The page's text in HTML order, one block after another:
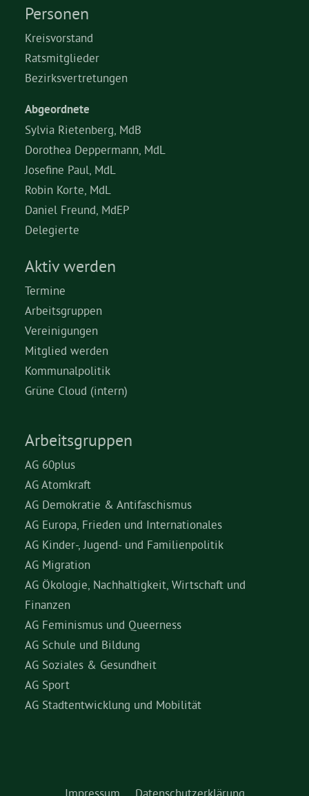
Personen
Kreisvorstand
Ratsmitglieder
Bezirksvertretungen
Abgeordnete
Sylvia Rietenberg, MdB
Dorothea Deppermann, MdL
Josefine Paul, MdL
Robin Korte, MdL
Daniel Freund, MdEP
Delegierte
Aktiv werden
Termine
Arbeitsgruppen
Vereinigungen
Mitglied werden
Kommunalpolitik
Grüne Cloud (intern)
Arbeitsgruppen
AG 60plus
AG Atomkraft
AG Demokratie & Antifaschismus
AG Europa, Frieden und Internationales
AG Kinder-, Jugend- und Familienpolitik
AG Migration
AG Ökologie, Nachhaltigkeit, Wirtschaft und
Finanzen
AG Feminismus und Queerness
AG Schule und Bildung
AG Soziales & Gesundheit
AG Sport
AG Stadtentwicklung und Mobilität
Impressum Datenschutzerklärung